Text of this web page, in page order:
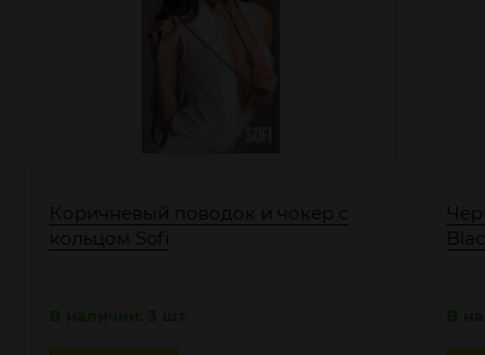
Коричневый поводок и чокер с
кольцом Sofi